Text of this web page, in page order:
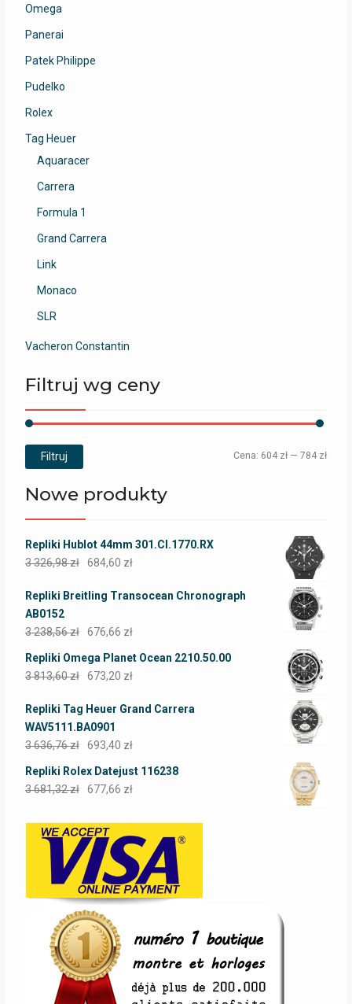
Omega
Panerai
Patek Philippe
Pudelko
Rolex
Tag Heuer
Aquaracer
Carrera
Formula 1
Grand Carrera
Link
Monaco
SLR
Vacheron Constantin
Filtruj wg ceny
Filtruj Cena: 604 zł —784 zł
Nowe produkty
Repliki Hublot 44mm 301.CI.1770.RX
3 326,98zł 684,60 zł
Repliki Breitling Transocean Chronograph
AB0152
3 238,56zł 676,66 zł
Repliki Omega Planet Ocean 2210.50.00
3 813,60zł 673,20 zł
Repliki Tag Heuer Grand Carrera
WAV5111.BA0901
3 636,76zł 693,40 zł
Repliki Rolex Datejust 116238
3 681,32zł 677,66 zł